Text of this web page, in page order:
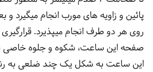
پائین و زاویه های مورب انجام میگیرد
صفحه این ساعت، شکوه و جلوه خاصی